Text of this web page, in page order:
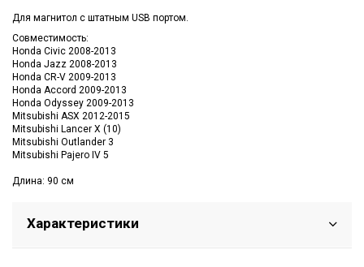
Для магнитол с штатным USB портом.
Совместимость:
Honda Civic 2008-2013
Honda Jazz 2008-2013
Honda CR-V 2009-2013
Honda Accord 2009-2013
Honda Odyssey 2009-2013
Mitsubishi ASX 2012-2015
Mitsubishi Lancer X (10)
Mitsubishi Outlander 3
Mitsubishi Pajero IV 5
Длина: 90 см
Характеристики